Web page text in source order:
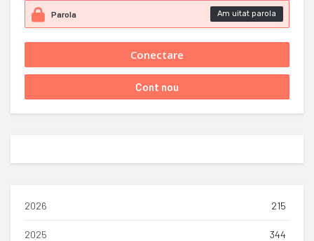
Am uitat parola
2026 215
2025 344